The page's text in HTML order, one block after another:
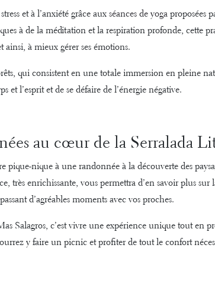
et à l’anxiété grâce aux séances de yogaproposées
à de la méditation et la respiration profonde, cette
ainsi, à mieux gérer ses émotions.
qui consistent en une totale immersion en pleine
et l’esprit et de se défaire de l’énergie négative.
au cœur de la Serralada
pique-nique à une randonnée à la découverte des
très enrichissante, vous permettra d’en savoir plus
d’agréables moments avec vos proches.
Salagros, c’est vivre une expérience unique tout en
y faire un picnic et profiter de tout le confort